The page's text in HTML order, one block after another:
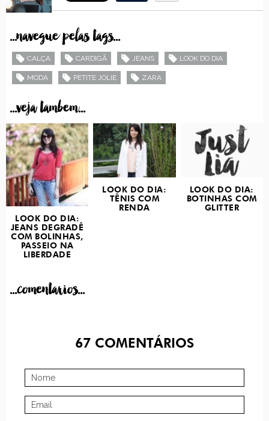
...navegue pelas tags...
CALÇA CARDIGÃ JEANS LOOK DO DIA
MODA PETITE JOLIE ZARA
...veja tambem...
LOOK DO DIA:
JEANS DEGRADÊ
COM BOLINHAS,
PASSEIO NA
LIBERDADE
LOOK DO DIA:
TÊNIS COM
RENDA
LOOK DO DIA:
BOTINHAS COM
GLITTER
...comentarios...
67 COMENTÁRIOS